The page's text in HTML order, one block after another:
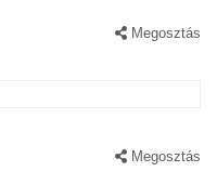
Megosztás
Megosztás